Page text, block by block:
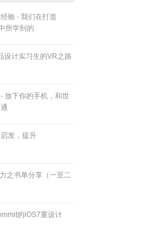
验 - 我们在打造
所学到的
设计实习生的VR之路
放下你的手机，和世
发，提升
之书单分享（一至二
的iOS7重设计